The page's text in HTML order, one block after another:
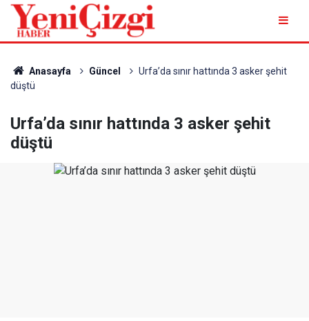
Anasayfa Güncel
Urfa’da sınır hattında 3 asker şehit
düştü
Urfa’da sınır hattında 3 asker şehit
düştü